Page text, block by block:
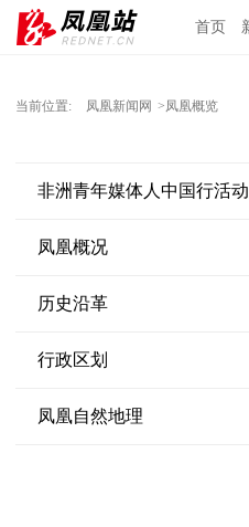
首页
当前位置: 凤凰新闻网 >凤凰概览
非洲青年媒体人中国行活
凤凰概况
历史沿革
行政区划
凤凰自然地理